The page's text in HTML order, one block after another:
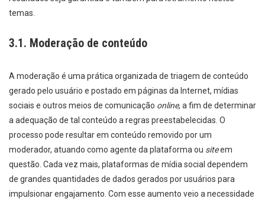
temas.
3.1. Moderação de conteúdo
A moderação é uma prática organizada de triagem de conteúdo
gerado pelo usuário e postado em páginas da Internet, mídias
sociais e outros meios de comunicação online, a fim de determinar
a adequação de tal conteúdo a regras preestabelecidas. O
processo pode resultar em conteúdo removido por um
moderador, atuando como agente da plataforma ou siteem
questão. Cada vez mais, plataformas de mídia social dependem
de grandes quantidades de dados gerados por usuários para
impulsionar engajamento. Com esse aumento veio a necessidade